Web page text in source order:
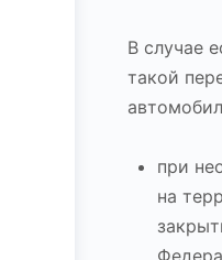
В случае
такой
при
на